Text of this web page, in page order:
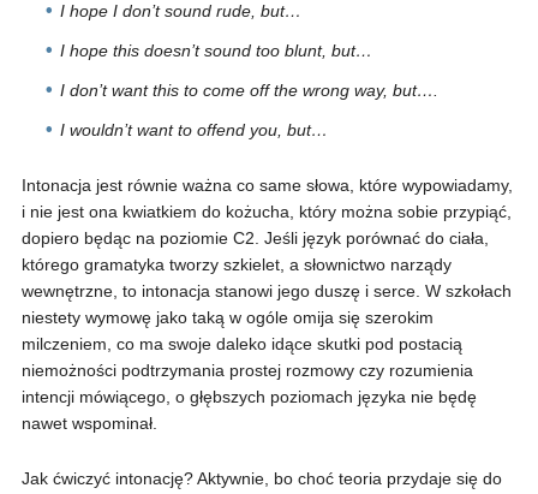
I hope I don’t sound rude, but…
I hope this doesn’t sound too blunt, but…
I don’t want this to come off the wrong way, but….
I wouldn’t want to offend you, but…
Intonacja jest równie ważna co same słowa, które wypowiadamy,
i nie jest ona kwiatkiem do kożucha, który można sobie przypiąć,
dopiero będąc na poziomie C2. Jeśli język porównać do ciała,
którego gramatyka tworzy szkielet, a słownictwo narządy
wewnętrzne, to intonacja stanowi jego duszę i serce. W szkołach
niestety wymowę jako taką w ogóle omija się szerokim
milczeniem, co ma swoje daleko idące skutki pod postacią
niemożności podtrzymania prostej rozmowy czy rozumienia
intencji mówiącego, o głębszych poziomach języka nie będę
nawet wspominał.
Jak ćwiczyć intonację? Aktywnie, bo choć teoria przydaje się do